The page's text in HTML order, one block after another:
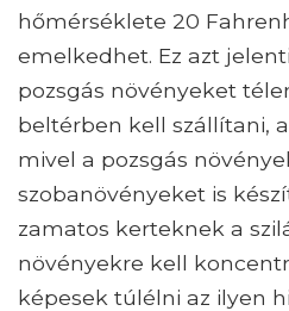
hőmérséklete 20
emelkedhet. Ez azt
pozsgás növényeket
beltérben kell szállítani,
mivel a pozsgás
szobanövényeket is
zamatos kerteknek a
növényekre kell
képesek túlélni az ilyen